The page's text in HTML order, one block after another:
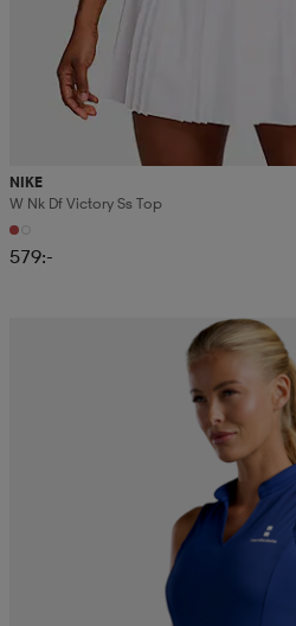
NIKE
W Nk Df Victory Ss Top
579:-